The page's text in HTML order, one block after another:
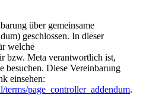
über gemeinsame
geschlossen. In dieser
welche
bzw. Meta verantwortlich ist,
besuchen. Diese Vereinbarung
einsehen:
page_controller_addendum.